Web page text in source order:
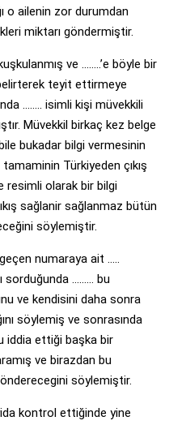
o ailenin zor durumdan
miktarı göndermiştir.
ve ……..’e böyle bir
teyit ettirmeye
…….. isimli kişi müvekkili
Müvekkil birkaç kez belge
bukadar bilgi vermesinin
Türkiyeden çıkış
resimli olarak bir bilgi
sağlanir sağlanmaz bütün
söylemiştir.
numaraya ait …..
sorduğunda ……… bu
ve kendisini daha sonra
söylemiş ve sonrasında
iddia ettiği başka bir
ve birazdan bu
söylemiştir.
kontrol ettiğinde yine